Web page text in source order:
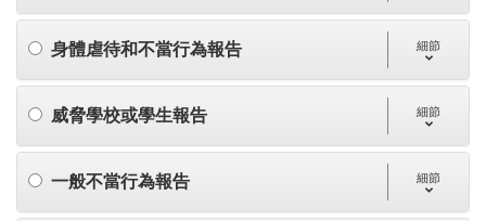
身體虐待和不當行為報告 細節
威脅學校或學生報告 細節
一般不當行為報告 細節